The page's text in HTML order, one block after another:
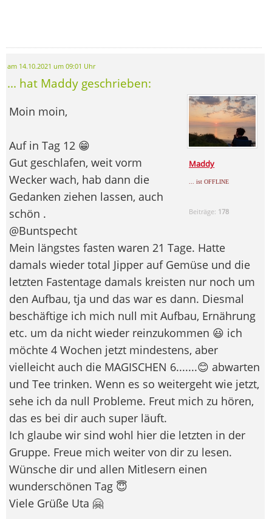
am 14.10.2021 um 09:01 Uhr
... hat Maddy geschrieben:
Maddy
... ist OFFLINE
Beiträge: 178
Moin moin,
Auf in Tag 12 😁
Gut geschlafen, weit vorm
Wecker wach, hab dann die
Gedanken ziehen lassen, auch
schön .
@Buntspecht
Mein längstes fasten waren 21 Tage. Hatte
damals wieder total Jipper auf Gemüse und die
letzten Fastentage damals kreisten nur noch um
den Aufbau, tja und das war es dann. Diesmal
beschäftige ich mich null mit Aufbau, Ernährung
etc. um da nicht wieder reinzukommen 😃 ich
möchte 4 Wochen jetzt mindestens, aber
vielleicht auch die MAGISCHEN 6.......😊 abwarten
und Tee trinken. Wenn es so weitergeht wie jetzt,
sehe ich da null Probleme. Freut mich zu hören,
das es bei dir auch super läuft.
Ich glaube wir sind wohl hier die letzten in der
Gruppe. Freue mich weiter von dir zu lesen.
Wünsche dir und allen Mitlesern einen
wunderschönen Tag 😇
Viele Grüße Uta 🤗